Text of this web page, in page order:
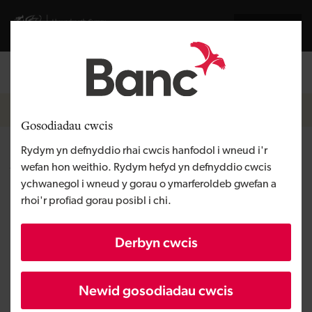
Gosodiadau cwcis
Rydym yn defnyddio rhai cwcis hanfodol i wneud i'r
wefan hon weithio. Rydym hefyd yn defnyddio cwcis
ychwanegol i wneud y gorau o ymarferoldeb gwefan a
rhoi'r profiad gorau posibl i chi.
Derbyn cwcis
Newid gosodiadau cwcis
Adroddiad blynyddol